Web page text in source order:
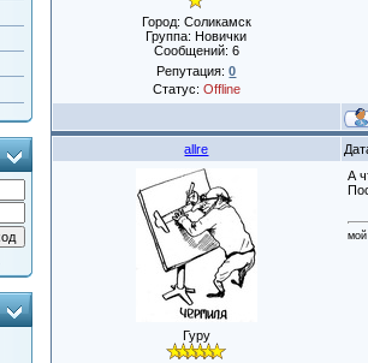
Город: Соликамск
Группа: Новички
Сообщений: 6
Репутация:0
Статус: Offline
allre
Гуру
А